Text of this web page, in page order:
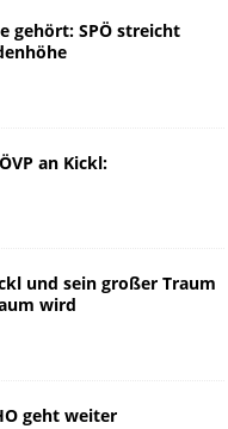
gehört: SPÖ streicht
an Kickl:
und sein großer Traum
wird
geht weiter